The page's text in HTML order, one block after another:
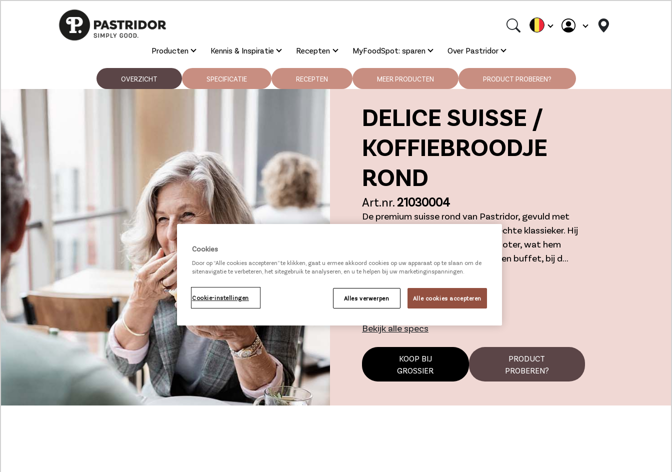
Producten Kennis & Inspiratie Recepten MyFoodSpot: sparen Over Pastridor
OVERZICHT SPECIFICATIE RECEPTEN MEER PRODUCTEN PRODUCT PROBEREN?
DELICE SUISSE /
KOFFIEBROODJE
ROND
Art.nr. 21030004
De premium suisse rond van Pastridor, gevuld met
vanillepudding en rozijnen, is een echte klassieker. Hij
is bovendien gemaakt met roomboter, wat hem
lekker smeuïg maakt. Heerlijk op een buffet, bij d...
Meer informatie
Bekijk alle specs
KOOP BIJ
GROSSIER
PRODUCT
PROBEREN?
Cookies
Door op “Alle cookies accepteren” te klikken, gaat u ermee akkoord cookies op uw apparaat op te slaan om de
sitenavigatie te verbeteren, het sitegebruik te analyseren, en u te helpen bij uw marketinginspanningen.
Cookie-instellingen Alles verwerpen Alle cookies accepteren